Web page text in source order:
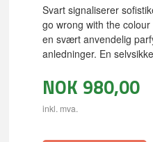
Svart signaliserer
go wrong with the
en svært anvendelig
anledninger. En
NOK 980,00
inkl. mva.